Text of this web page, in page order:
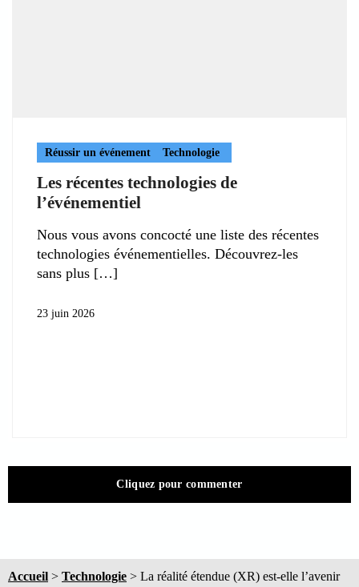
Réussir un événement Technologie
Les récentes technologies de
l’événementiel
Nous vous avons concocté une liste des récentes
technologies événementielles. Découvrez-les
sans plus
23 juin 2026
Cliquez pour commenter
Accueil > Technologie > La réalité étendue (XR) est-elle l’avenir